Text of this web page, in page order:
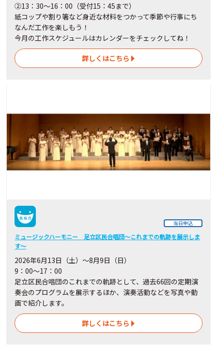
②13：30～16：00（受付15：45まで）
紙コップや割り箸など身近な材料をつかって季節や行事にち
なんだ工作を楽しもう！
今月の工作スケジュールはカレンダーをチェックしてね！
詳しくはこちら
当日申込
ミュージックハーモニー 足立区民合唱団～これまでの軌跡を展示しま
す～
2026年6月13日（土）～8月9日（日）
9：00～17：00
足立区民合唱団のこれまでの軌跡として、過去66回の定期演
奏会のプログラムを展示するほか、演奏活動などを写真や動
画で紹介します。
詳しくはこちら